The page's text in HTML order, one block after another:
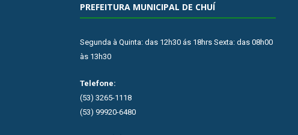
PREFEITURA MUNICIPAL DE CHUÍ
Segunda à Quinta: das 12h30 ás 18hrs Sexta: das 08h00
às 13h30
Telefone:
(53) 3265-1118
(53) 99920-6480